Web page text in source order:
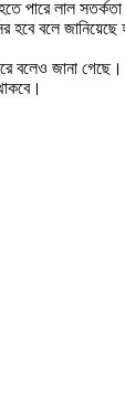
পারে লাল
বলে
জানা গেছে।